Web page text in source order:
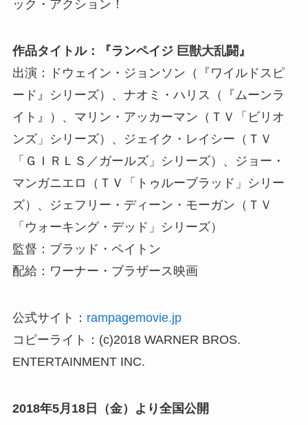
ック・アクション！
作品タイトル：『ランペイジ 巨獣大乱闘』
出演：ドウェイン・ジョンソン（『ワイルドスピ
ード』シリーズ）、ナオミ・ハリス（『ムーンラ
イト』）、マリン・アッカーマン（ＴＶ「ビリオ
ンズ」シリーズ）、ジェイク・レイシー（ＴＶ
「ＧＩＲＬＳ／ガールズ」シリーズ）、ジョー・
マンガニエロ（ＴＶ「トゥルーブラッド」シリー
ズ）、ジェフリー・ディーン・モーガン（ＴＶ
「ウォーキング・デッド」シリーズ）
監督：ブラッド・ペイトン
配給：ワーナー・ブラザース映画
公式サイト： rampagemovie.jp
コピーライト：(c)2018 WARNER BROS.
ENTERTAINMENT INC.
2018年5月18日（金）より全国公開